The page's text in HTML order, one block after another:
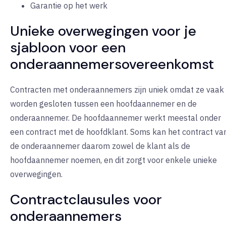
Garantie op het werk
Unieke overwegingen voor je
sjabloon voor een
onderaannemersovereenkomst
Contracten met onderaannemers zijn uniek omdat ze vaak
worden gesloten tussen een hoofdaannemer en de
onderaannemer. De hoofdaannemer werkt meestal onder
een contract met de hoofdklant. Soms kan het contract
de onderaannemer daarom zowel de klant als de
hoofdaannemer noemen, en dit zorgt voor enkele unieke
overwegingen.
Contractclausules voor
onderaannemers